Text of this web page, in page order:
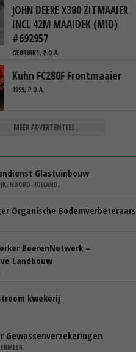
JOHN DEERE X380 ZITMAAIER
INCL 42M MAAIDEK (MID)
#692957
GEBRUIKT, P.O.A.
Kuhn FC280F Frontmaaier
1999, P.O.A.
MEER ADVERTENTIES
Glastuinbouw
NOORD-HOLLAND,
Organische Bodemverbeteraars
BoerenNetwerk –
Landbouw
kwekerij
Gewassenverzekeringen